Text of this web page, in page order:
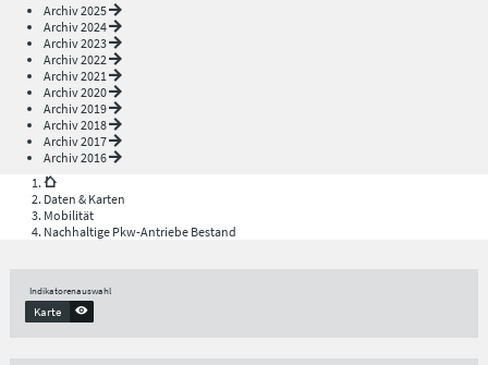
Archiv 2025
Archiv 2024
Archiv 2023
Archiv 2022
Archiv 2021
Archiv 2020
Archiv 2019
Archiv 2018
Archiv 2017
Archiv 2016
Daten & Karten
Mobilität
Nachhaltige Pkw-Antriebe Bestand
Indikatorenauswahl
Karte